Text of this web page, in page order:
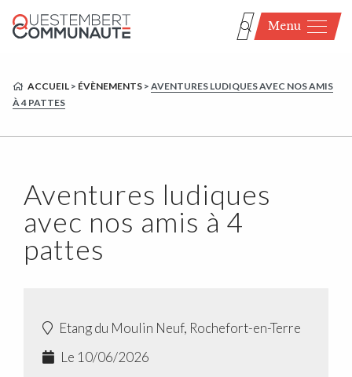
Menu
ACCUEIL > ÉVÈNEMENTS > AVENTURES LUDIQUES AVEC NOS AMIS
À 4 PATTES
Aventures ludiques
avec nos amis à 4
pattes
Etang du Moulin Neuf, Rochefort-en-Terre
Le 10/06/2026